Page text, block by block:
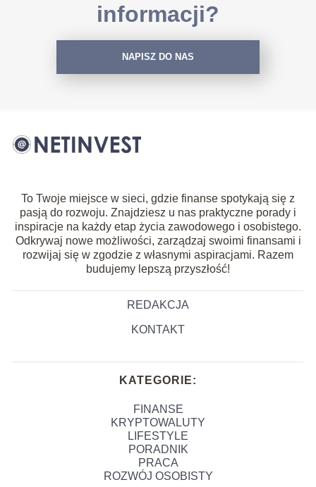
informacji?
NAPISZ DO NAS
To Twoje miejsce w sieci, gdzie finanse spotykają się z
pasją do rozwoju. Znajdziesz u nas praktyczne porady i
inspiracje na każdy etap życia zawodowego i osobistego.
Odkrywaj nowe możliwości, zarządzaj swoimi finansami i
rozwijaj się w zgodzie z własnymi aspiracjami. Razem
budujemy lepszą przyszłość!
REDAKCJA
KONTAKT
KATEGORIE:
FINANSE
KRYPTOWALUTY
LIFESTYLE
PORADNIK
PRACA
ROZWÓJ OSOBISTY